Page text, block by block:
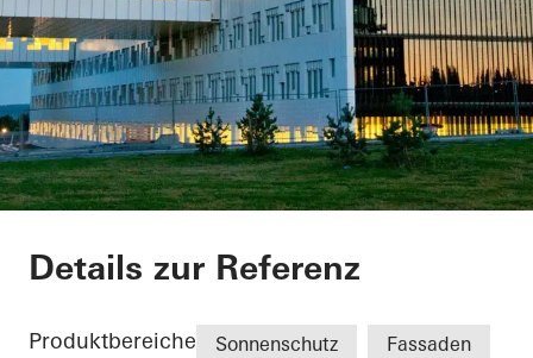
Statoil ASA
Details zur Referenz
Produktbereiche Sonnenschutz Fassaden